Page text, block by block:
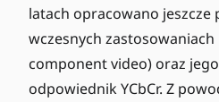
latach opracowano jeszcze
wczesnych zastosowaniach
component video) oraz
odpowiednik YCbCr. Z